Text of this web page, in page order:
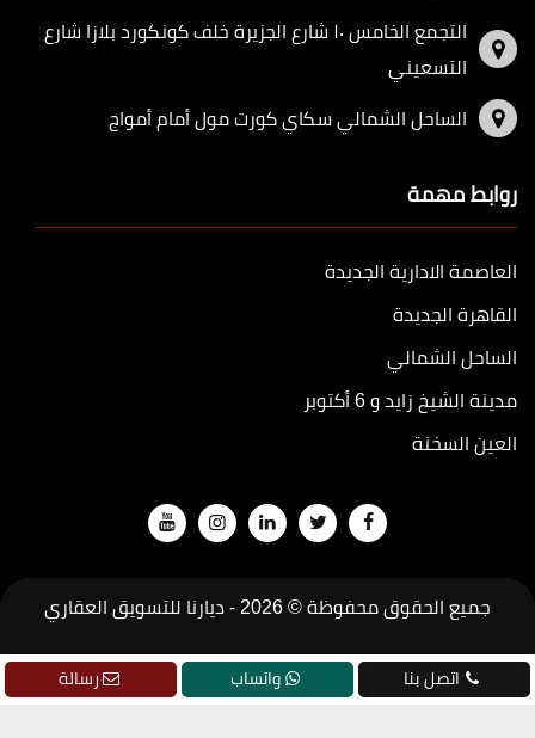
التجمع الخامس ١٠ شارع الجزيرة خلف كونكورد بلازا شارع
التسعيني
الساحل الشمالي سكاي كورت مول أمام أمواج
روابط مهمة
العاصمة الادارية الجديدة
القاهرة الجديدة
الساحل الشمالي
مدينة الشيخ زايد و 6 أكتوبر
العين السخنة
جميع الحقوق محفوظة © 2026 -
ديارنا للتسويق العقاري
تطويرجودة اتصل بنا واتساب رسالة